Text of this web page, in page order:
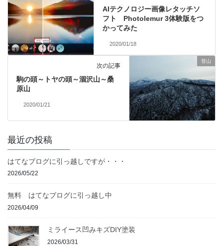
AIテクノロジー画像レタッチソ
フト Photolemur 3体験版をつ
かってみた
2020/01/18
登山
次の記事
駒の頭～トヤの頭～涸沢山～桑
原山
2020/01/21
最近の投稿
はてなブログに引っ越しですが・・・
2026/05/22
無料 はてなブログに引っ越し中
2026/04/09
ミライース凹みキズDIY塗装
2026/03/31